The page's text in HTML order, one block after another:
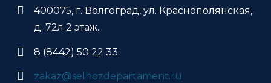
400075, г. Волгоград, ул. Краснополянская,
д. 72л 2 этаж.
8 (8442) 50 22 33
zakaz@selhozdepartament.ru